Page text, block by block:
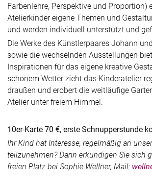
Farbenlehre, Perspektive und Proportion)
Atelierkinder eigene Themen und
und werden individuell unterstützt und
Die Werke des Künstlerpaares Johann
sowie die wechselnden Ausstellungen
Inspirationen für das eigene kreative
schönem Wetter zieht das Kinderatelier
draußen und erobert die weitläufige
Atelier unter freiem Himmel.
10er-Karte 70 €, erste Schnupperstunde
Ihr Kind hat Interesse, regelmäßig an
teilzunehmen? Dann erkundigen Sie sich
freien Platz bei Sophie Wellner, Mail: